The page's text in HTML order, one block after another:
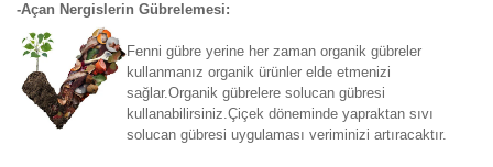
-Açan Nergislerin Gübrelemesi:
Fenni gübre yerine her zaman organik gübreler
kullanmanız organik ürünler elde etmenizi
sağlar.Organik gübrelere solucan gübresi
kullanabilirsiniz.Çiçek döneminde yapraktan sıvı
solucan gübresi uygulaması veriminizi artıracaktır.